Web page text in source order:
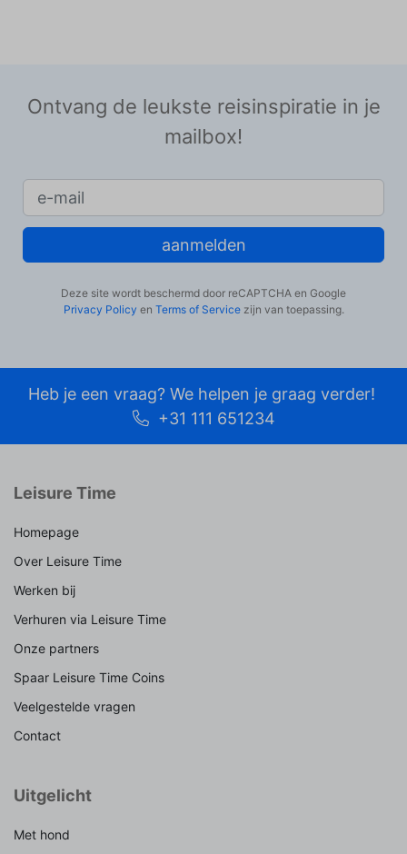
Ontvang de leukste reisinspiratie in je
mailbox!
aanmelden
Deze site wordt beschermd door reCAPTCHA en Google
Privacy Policy en Terms of Servicezijn van toepassing.
Heb je een vraag? We helpen je graag verder!
+31 111 651234
Leisure Time
Homepage
Over Leisure Time
Werken bij
Verhuren via Leisure Time
Onze partners
Spaar Leisure Time Coins
Veelgestelde vragen
Contact
Uitgelicht
Met hond